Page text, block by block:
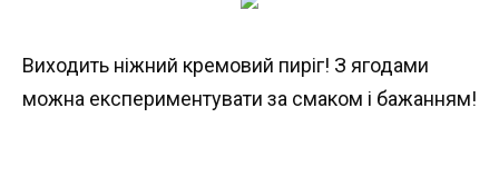
Виходить ніжний кремовий пиріг! З ягодами
можна експериментувати за смаком і бажанням!